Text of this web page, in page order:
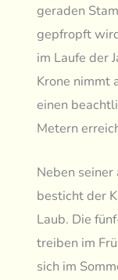
geraden
gepfropft
im Laufe der
Krone nimmt
einen
Metern
Neben
besticht der
Laub. Die
treiben im
sich im